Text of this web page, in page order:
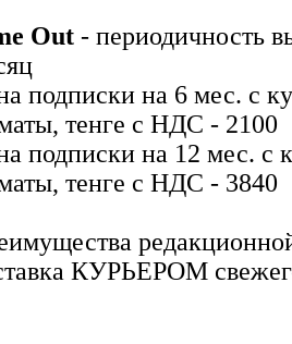
Out - периодичность
подписки на 6 мес. с
тенге с НДС - 2100
подписки на 12 мес. с
тенге с НДС - 3840
КУРЬЕРОМ